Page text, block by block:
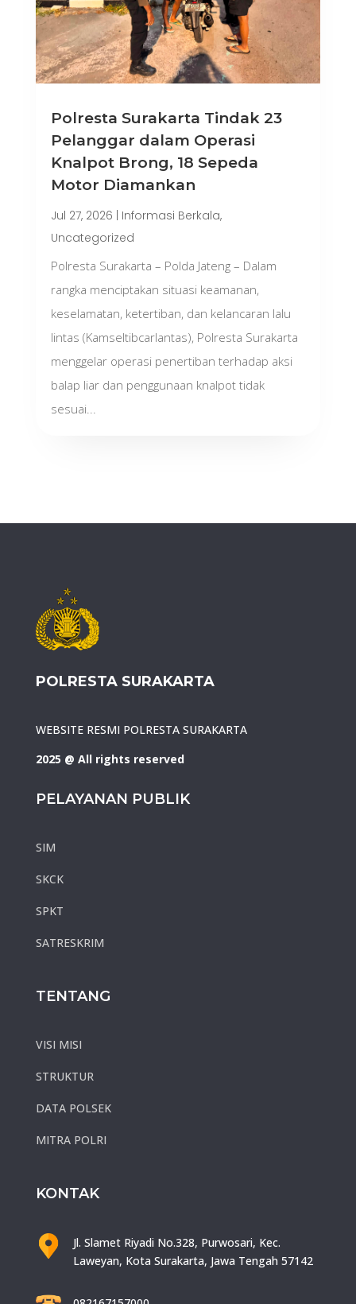
Polresta Surakarta Tindak 23
Pelanggar dalam Operasi
Knalpot Brong, 18 Sepeda
Motor Diamankan
Jul 27, 2026 | Informasi Berkala,
Uncategorized
Polresta Surakarta – Polda Jateng – Dalam
rangka menciptakan situasi keamanan,
keselamatan, ketertiban, dan kelancaran lalu
lintas (Kamseltibcarlantas), Polresta Surakarta
menggelar operasi penertiban terhadap aksi
balap liar dan penggunaan knalpot tidak
sesuai...
POLRESTA SURAKARTA
WEBSITE RESMI POLRESTA SURAKARTA
2025 @ All rights reserved
PELAYANAN PUBLIK
SIM
SKCK
SPKT
SATRESKRIM
TENTANG
VISI MISI
STRUKTUR
DATA POLSEK
MITRA POLRI
KONTAK
Jl. Slamet Riyadi No.328, Purwosari, Kec.
Laweyan, Kota Surakarta, Jawa Tengah 57142